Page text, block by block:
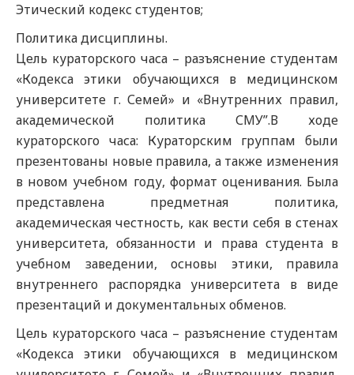
Этический кодекс студентов;
Политика дисциплины.
Цель кураторского часа – разъяснение студентам
«Кодекса этики обучающихся в медицинском
университете г. Семей» и «Внутренних правил,
академической политика СМУ”.В ходе
кураторского часа: Кураторским группам были
презентованы новые правила, а также изменения
в новом учебном году, формат оценивания. Была
представлена предметная политика,
академическая честность, как вести себя в стенах
университета, обязанности и права студента в
учебном заведении, основы этики, правила
внутреннего распорядка университета в виде
презентаций и документальных обменов.
Цель кураторского часа – разъяснение студентам
«Кодекса этики обучающихся в медицинском